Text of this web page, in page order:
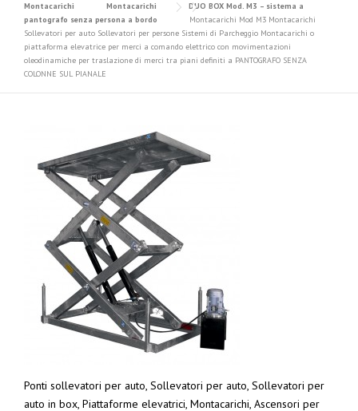
Montacarichi
Montacarichi
DUO BOX Mod. M3 – sistema a
pantografo senza persona a bordo
Montacarichi Mod M3 Montacarichi
Sollevatori per auto Sollevatori per persone Sistemi di Parcheggio Montacarichi o
piattaforma elevatrice per merci a comando elettrico con movimentazioni
oleodinamiche per traslazione di merci tra piani definiti a PANTOGRAFO SENZA
COLONNE SUL PIANALE
Ponti sollevatori per auto, Sollevatori per auto, Sollevatori per
auto in box, Piattaforme elevatrici, Montacarichi, Ascensori per